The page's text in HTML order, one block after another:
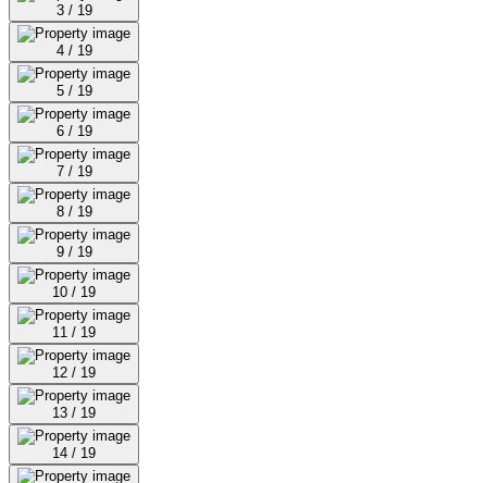
3 / 19
4 / 19
5 / 19
6 / 19
7 / 19
8 / 19
9 / 19
10 / 19
11 / 19
12 / 19
13 / 19
14 / 19